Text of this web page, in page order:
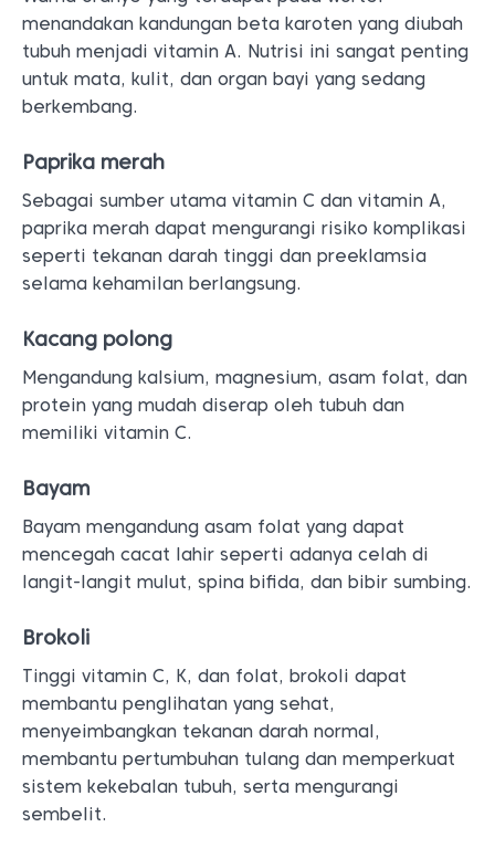
menandakan kandungan beta karoten yang diubah
tubuh menjadi vitamin A. Nutrisi ini sangat penting
untuk mata, kulit, dan organ bayi yang sedang
berkembang.
Paprika merah
Sebagai sumber utama vitamin C dan vitamin A,
paprika merah dapat mengurangi risiko komplikasi
seperti tekanan darah tinggi dan preeklamsia
selama kehamilan berlangsung.
Kacang polong
Mengandung kalsium, magnesium, asam folat, dan
protein yang mudah diserap oleh tubuh dan
memiliki vitamin C.
Bayam
Bayam mengandung asam folat yang dapat
mencegah cacat lahir seperti adanya celah di
langit-langit mulut, spina bifida, dan bibir sumbing.
Brokoli
Tinggi vitamin C, K, dan folat, brokoli dapat
membantu penglihatan yang sehat,
menyeimbangkan tekanan darah normal,
membantu pertumbuhan tulang dan memperkuat
sistem kekebalan tubuh, serta mengurangi
sembelit.